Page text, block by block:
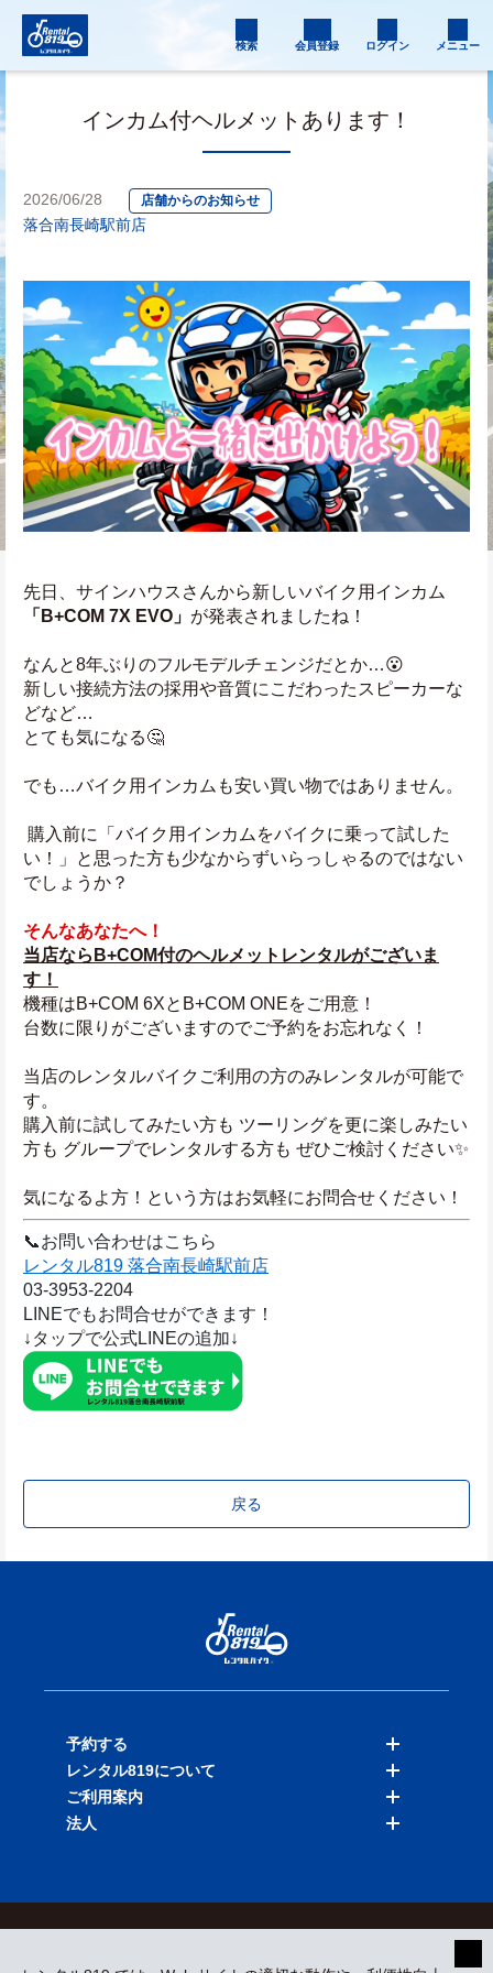
検索 会員登録 ログイン メニュー
インカム付ヘルメットあります！
2026/06/28 店舗からのお知らせ
落合南長崎駅前店
先日、サインハウスさんから新しいバイク用インカム
「B+COM 7X EVO」 が発表されましたね！
なんと8年ぶりのフルモデルチェンジだとか…😮
新しい接続方法の採用や音質にこだわったスピーカーな
どなど…
とても気になる🤔
でも…バイク用インカムも安い買い物ではありません。
い！」と思った方も少なからずいらっしゃるのではない
でしょうか？
そんなあなたへ！
当店ならB+COM付のヘルメットレンタルがございま
す！
機種はB+COM 6XとB+COM ONEをご用意！
台数に限りがございますのでご予約をお忘れなく！
当店のレンタルバイクご利用の方のみレンタルが可能で
す。
購入前に試してみたい方も ツーリングを更に楽しみたい
方も グループでレンタルする方も ぜひご検討ください✨
気になるよ方！という方はお気軽にお問合せください！
📞お問い合わせはこちら
レンタル819 落合南長崎駅前店
03-3953-2204
LINEでもお問合せができます！
↓タップで公式LINEの追加↓
戻る
予約する
バイクを探す
店舗を探す
レンタル819について
料金表
ご利用案内
法人